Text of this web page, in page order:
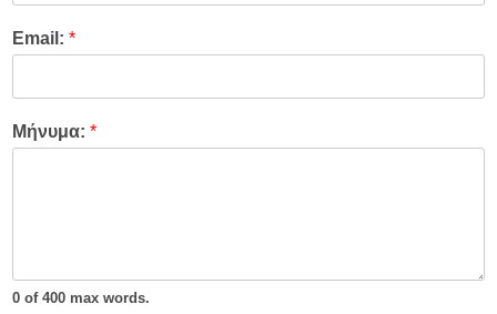
Email: *
Μήνυμα: *
0 of 400 max words.